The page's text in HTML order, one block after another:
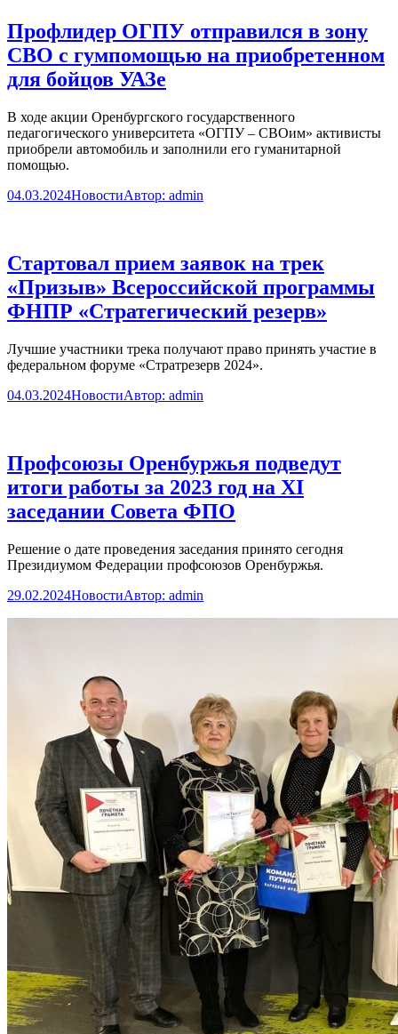
Профлидер ОГПУ отправился в зону
СВО с гумпомощью на приобретенном
для бойцов УАЗе
В ходе акции Оренбургского государственного
педагогического университета «ОГПУ – СВОим» активисты
приобрели автомобиль и заполнили его гуманитарной
помощью.
04.03.2024НовостиАвтор: admin
Стартовал прием заявок на трек
«Призыв» Всероссийской программы
ФНПР «Стратегический резерв»
Лучшие участники трека получают право принять участие в
федеральном форуме «Стратрезерв 2024».
04.03.2024НовостиАвтор: admin
Профсоюзы Оренбуржья подведут
итоги работы за 2023 год на XI
заседании Совета ФПО
Решение о дате проведения заседания принято сегодня
Президиумом Федерации профсоюзов Оренбуржья.
29.02.2024НовостиАвтор: admin